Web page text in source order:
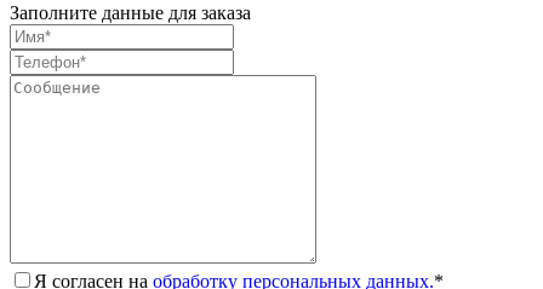
Заполните данные для заказа
Я согласен на обработку персональных данных.*